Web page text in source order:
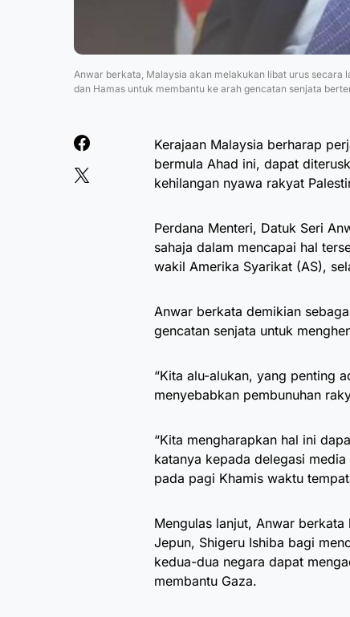
Anwar berkata, Malaysia akan melakukan libat urus secara
dan Hamas untuk membantu ke arah gencatan senjata
Kerajaan Malaysia berharap
bermula Ahad ini, dapat
kehilangan nyawa rakyat
Perdana Menteri, Datuk Seri
sahaja dalam mencapai hal
wakil Amerika Syarikat (AS),
Anwar berkata demikian
gencatan senjata untuk
“Kita alu-alukan, yang penting
menyebabkan pembunuhan
“Kita mengharapkan hal ini
katanya kepada delegasi
pada pagi Khamis waktu
Mengulas lanjut, Anwar
Jepun, Shigeru Ishiba bagi
kedua-dua negara dapat
membantu Gaza.